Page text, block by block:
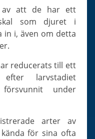
som djuret i
in i, även om detta
larvstadiet
under
för sina ofta